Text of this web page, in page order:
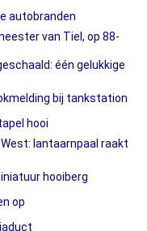
autobranden
van Tiel, op 88-
één gelukkige
bij tankstation
hooi
lantaarnpaal raakt
hooiberg
op